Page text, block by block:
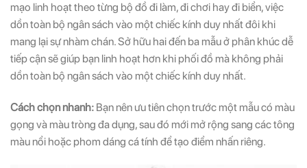
mạo linh hoạt theo từng bộ đồ đi làm, đi chơi hay đi biển, việc
dồn toàn bộ ngân sách vào một chiếc kính duy nhất đôi khi
mang lại sự nhàm chán. Sở hữu hai đến ba mẫu ở phân khúc dễ
tiếp cận sẽ giúp bạn linh hoạt hơn khi phối đồ mà không phải
dồn toàn bộ ngân sách vào một chiếc kính duy nhất.
Cách chọn nhanh: Bạn nên ưu tiên chọn trước một mẫu có màu
gọng và màu tròng đa dụng, sau đó mới mở rộng sang các tông
màu nổi hoặc phom dáng cá tính để tạo điểm nhấn riêng.